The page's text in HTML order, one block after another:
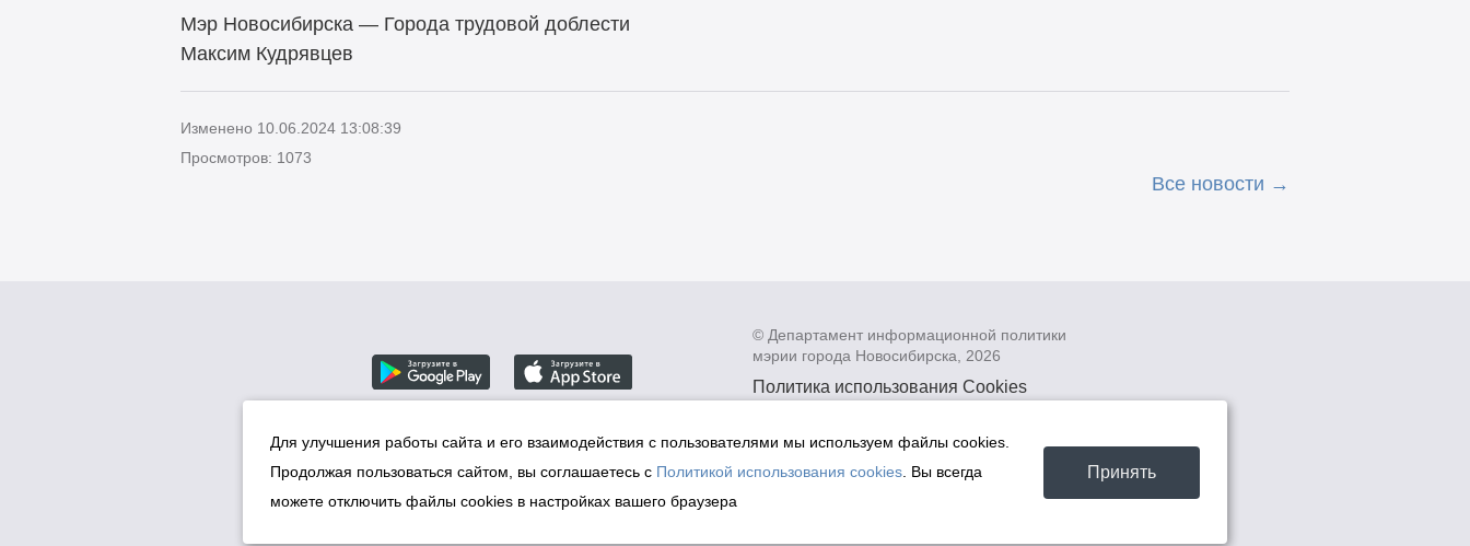
Мэр Новосибирска — Города трудовой доблести
Максим Кудрявцев
Изменено 10.06.2024 13:08:39
Просмотров: 1073
Все новости
© Департамент информационной политики
мэрии города Новосибирска, 2026
Политика использования Cookies
данных в информационных системах
мэрии города Новосибирска
Техническая поддержка сайта -
Для улучшения работы сайта и его взаимодействия с пользователями мы используем файлы cookies.
Продолжая пользоваться сайтом, вы соглашаетесь с Политикой использования cookies . Вы всегда
можете отключить файлы cookies в настройках вашего браузера
Принять